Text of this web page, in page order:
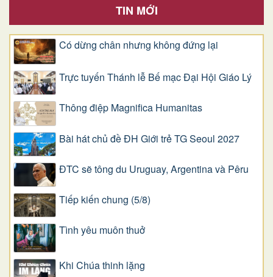
TIN MỚI
Có dừng chân nhưng không đứng lại
Trực tuyến Thánh lễ Bế mạc Đại Hội Giáo Lý
Thông điệp Magnifica Humanitas
Bài hát chủ đề ĐH Giới trẻ TG Seoul 2027
ĐTC sẽ tông du Uruguay, Argentina và Pêru
Tiếp kiến chung (5/8)
Tình yêu muôn thuở
Khi Chúa thinh lặng